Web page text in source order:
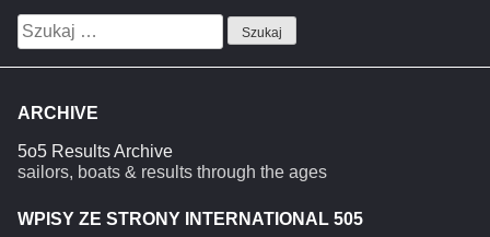
Szukaj:
ARCHIVE
5o5 Results Archive
sailors, boats & results through the ages
WPISY ZE STRONY INTERNATIONAL 505